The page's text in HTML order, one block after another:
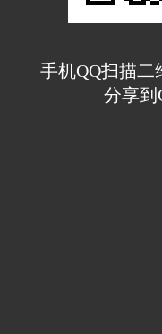
手机QQ扫描二
分享到